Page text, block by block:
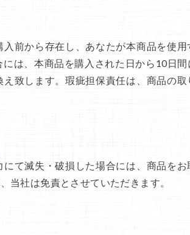
前から存在し、あなたが本商品を使
は、本商品を購入された日から10日
致します。瑕疵担保責任は、商品の
て滅失・破損した場合には、商品を
当社は免責とさせていただきます。